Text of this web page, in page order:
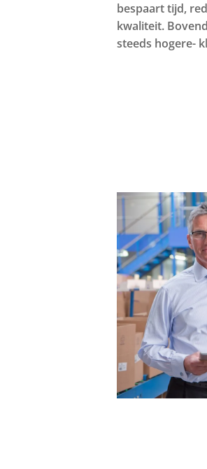
bespaart tijd,
kwaliteit.
steeds hogere-